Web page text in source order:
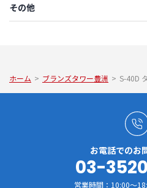
その他
ホーム > ブランズタワー豊洲 > S-40D
お電話でのお
03-
営業時間：10:00～